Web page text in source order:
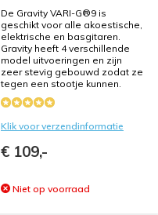
De Gravity VARI-G®9 is
geschikt voor alle akoestische,
elektrische en basgitaren.
Gravity heeft 4 verschillende
model uitvoeringen en zijn
zeer stevig gebouwd zodat ze
tegen een stootje kunnen.
Klik voor verzendinformatie
€ 109,-
Niet op voorraad